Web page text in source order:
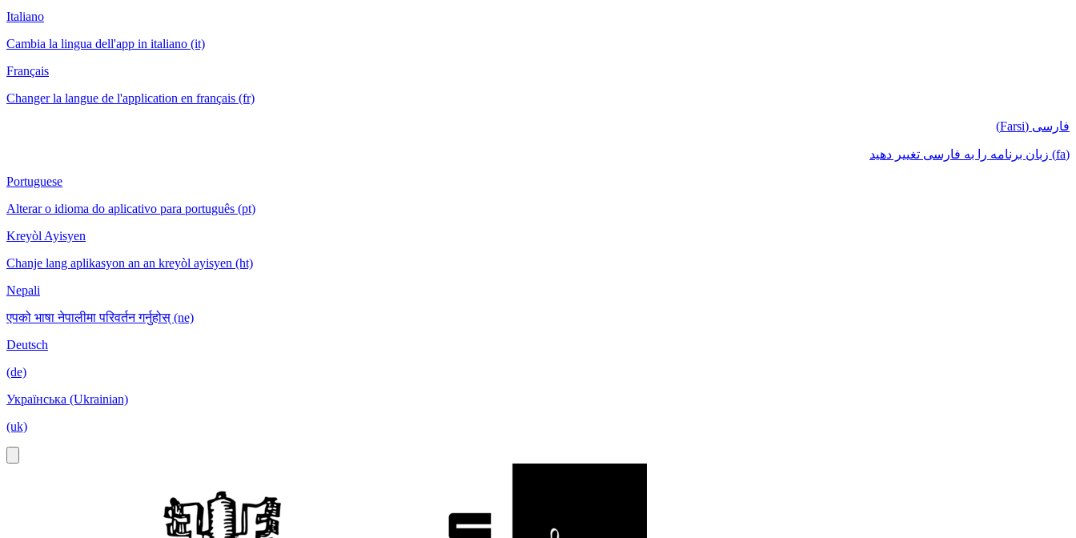
Italiano
Cambia la lingua dell'app in italiano (it)
Français
Changer la langue de l'application en français (fr)
فارسی (Farsi)
(fa) زبان برنامه را به فارسی تغییر دهید
Portuguese
Alterar o idioma do aplicativo para português (pt)
Kreyòl Ayisyen
Chanje lang aplikasyon an an kreyòl ayisyen (ht)
Nepali
एपको भाषा नेपालीमा परिवर्तन गर्नुहोस् (ne)
Deutsch
(de)
Українська (Ukrainian)
(uk)